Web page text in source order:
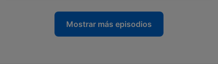
Mostrar más episodios